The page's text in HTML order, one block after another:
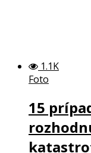
1.1K
Foto
15